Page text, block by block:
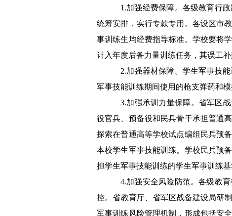
1.加强经费保障。各级教育行
统筹安排，实行专款专用。各设区市
事训练生均经费指导标准。学校要将
计入年度后备力量训练任务，其误工
2.加强器材保障。学生军事技
军事技能训练期间使用的枪支弹药和
3.加强承训力量保障。省军区
役官兵、预备役和民兵骨干承担普通
探索在普通高等学校试点编组民兵预
本校学生军事技能训练。学校民兵预
担学生军事技能训练的学生军事训练
4.加强安全风险防范。各级教
控。省教育厅、省军区战备建设局研
军事训练风险管理机制，形成包括安